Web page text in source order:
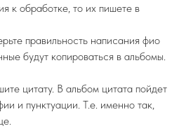
к обработке, то их пишете в
правильность написания фио
будут копироваться в альбомы.
цитату. В альбом цитата пойдет
и пунктуации. Т.е. именно так,